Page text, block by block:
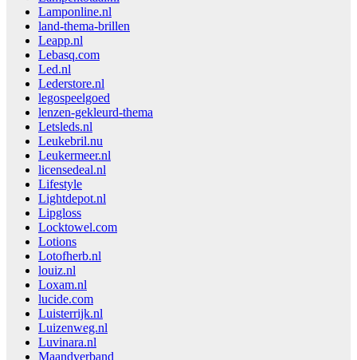
Lamponline.nl
land-thema-brillen
Leapp.nl
Lebasq.com
Led.nl
Lederstore.nl
legospeelgoed
lenzen-gekleurd-thema
Letsleds.nl
Leukebril.nu
Leukermeer.nl
licensedeal.nl
Lifestyle
Lightdepot.nl
Lipgloss
Locktowel.com
Lotions
Lotofherb.nl
louiz.nl
Loxam.nl
lucide.com
Luisterrijk.nl
Luizenweg.nl
Luvinara.nl
Maandverband